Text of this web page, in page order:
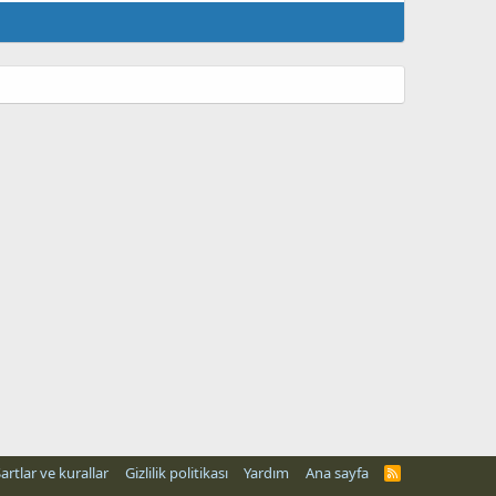
ve kurallar Gizlilik politikası Yardım Ana sayfa
R